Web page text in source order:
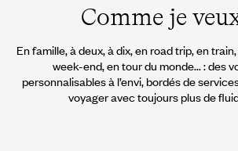
Comme je
En famille, à deux, à dix, en road trip, en
week-end, en tour du monde... : des
personnalisables à l’envi, bordés de
voyager avec toujours plus de